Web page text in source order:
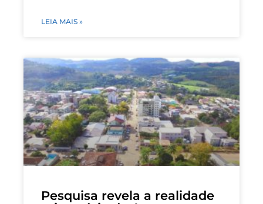
LEIA MAIS »
Pesquisa revela a realidade